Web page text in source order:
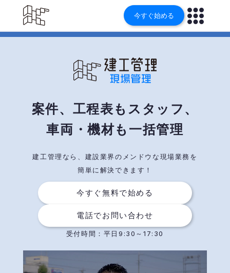
今すぐ始める
案件、 工程表も スタッフ、
車両・機材も 一括管理
建工管理なら、 建設業界の メンドウな現場業務を
簡単に 解決できます！
今すぐ無料で始める
電話でお問い合わせ
受付時間：平日9:30～17:30